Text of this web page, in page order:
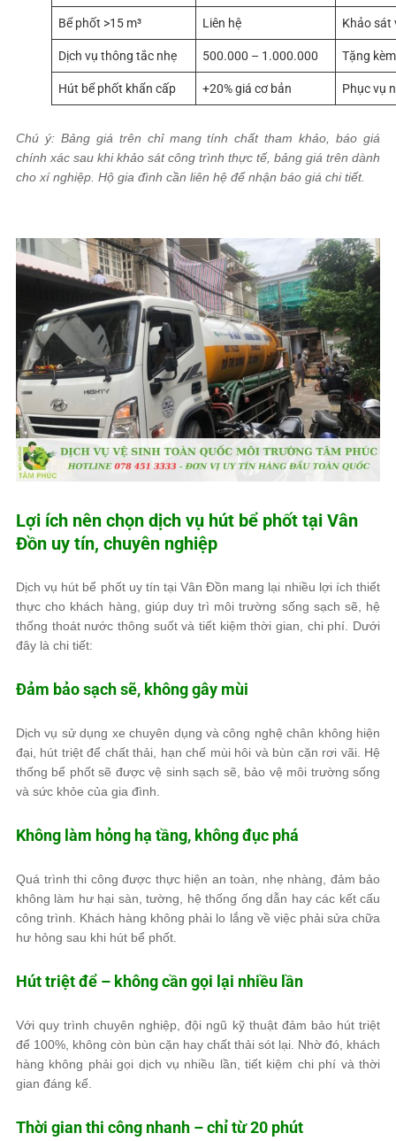
Bể phốt >15 m³ Liên hệ Khảo sát
Dịch vụ thông tắc nhẹ 500.000 – 1.000.000 Tặng
Hút bể phốt khẩn cấp +20% giá cơ bản Phục vụ
Chú ý: Bảng giá trên chỉ mang tính chất tham khảo, báo giá
chính xác sau khi khảo sát công trình thực tế, bảng giá trên dành
cho xí nghiệp. Hộ gia đình cần liên hệ để nhận báo giá chi tiết.
Lợi ích nên chọn dịch vụ hút bể phốt tại Vân
Đồn uy tín, chuyên nghiệp
Dịch vụ hút bể phốt uy tín tại Vân Đồn mang lại nhiều lợi ích thiết
thực cho khách hàng, giúp duy trì môi trường sống sạch sẽ, hệ
thống thoát nước thông suốt và tiết kiệm thời gian, chi phí. Dưới
đây là chi tiết:
Đảm bảo sạch sẽ, không gây mùi
Dịch vụ sử dụng xe chuyên dụng và công nghệ chân không hiện
đại, hút triệt để chất thải, hạn chế mùi hôi và bùn cặn rơi vãi. Hệ
thống bể phốt sẽ được vệ sinh sạch sẽ, bảo vệ môi trường sống
và sức khỏe của gia đình.
Không làm hỏng hạ tầng, không đục phá
Quá trình thi công được thực hiện an toàn, nhẹ nhàng, đảm bảo
không làm hư hại sàn, tường, hệ thống ống dẫn hay các kết cấu
công trình. Khách hàng không phải lo lắng về việc phải sửa chữa
hư hỏng sau khi hút bể phốt.
Hút triệt để – không cần gọi lại nhiều lần
Với quy trình chuyên nghiệp, đội ngũ kỹ thuật đảm bảo hút triệt
để 100%, không còn bùn cặn hay chất thải sót lại. Nhờ đó, khách
hàng không phải gọi dịch vụ nhiều lần, tiết kiệm chi phí và thời
gian đáng kể.
Thời gian thi công nhanh – chỉ từ 20 phút